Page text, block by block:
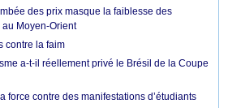
des prix masque la faiblesse des
Moyen-Orient
contre la faim
a-t-il réellement privé le Brésil de la Coupe
force contre des manifestations d’étudiants